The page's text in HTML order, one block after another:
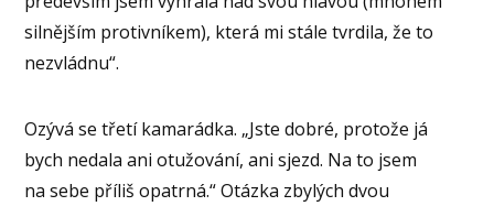
silnějším protivníkem), která mi stále tvrdila, že to
nezvládnu“.
Ozývá se třetí kamarádka. „Jste dobré, protože já
bych nedala ani otužování, ani sjezd. Na to jsem
na sebe příliš opatrná.“ Otázka zbylých dvou